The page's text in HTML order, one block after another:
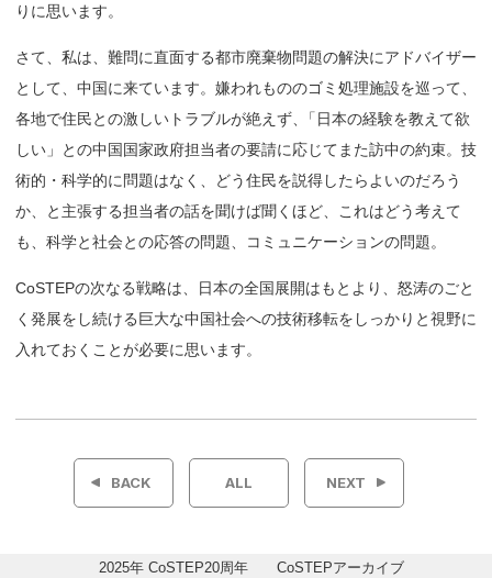
りに思います。
さて、私は、難問に直面する都市廃棄物問題の解決にアドバイザー
として、中国に来ています。嫌われもののゴミ処理施設を巡って、
各地で住民との激しいトラブルが絶えず
「日本の経験を教えて欲
しい」との中国国家政府担当者の要請に応じてまた訪中の約束。技
術的・科学的に問題はなく、どう住民を説得したらよいのだろう
か、と主張する担当者の話を聞けば聞くほど、これはどう考えて
も、科学と社会との応答の問題、コミュニケーションの問題。
CoSTEPの次なる戦略は、日本の全国展開はもとより、怒涛のごと
く発展をし続ける巨大な中国社会への技術移転をしっかりと視野に
入れておくことが必要に思います。
投
BACK ALL NEXT
2025年 CoSTEP20周年　　CoSTEPアーカイブ